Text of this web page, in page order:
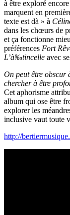
à être exploré
marquent en
texte est dà » à
dans les chœurs de
et ça fonctionne
préférences Fort
L’à‰tincelle avec
On peut être obscur
chercher à être
Cet aphorisme
album qui ose être
explorer les
inclusive vaut toute
http://